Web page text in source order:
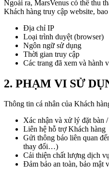
Ngoài ra, MarsVenus có thể thu
Khách hàng truy cập website,
Địa chỉ IP
Loại trình duyệt (browser)
Ngôn ngữ sử dụng
Thời gian truy cập
Các trang đã xem và hành
2. PHẠM VI SỬ
Thông tin cá nhân của Khách
Xác nhận và xử lý đặt bàn
Liên hệ hỗ trợ Khách hàng
Gửi thông báo liên quan
thay đổi…)
Cải thiện chất lượng dịch
Đảm bảo an toàn, bảo mật